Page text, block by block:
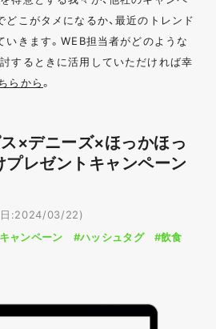
どこがタメになるか、最近のトレンド
いきます。WEB担当者がどのような
するときに活用していただければ幸
らから。
×デニーズ×ほっかほっ
レゼントキャンペーン
日:2024/03/22)
ャンペーン #ハッシュタグ
#飲食